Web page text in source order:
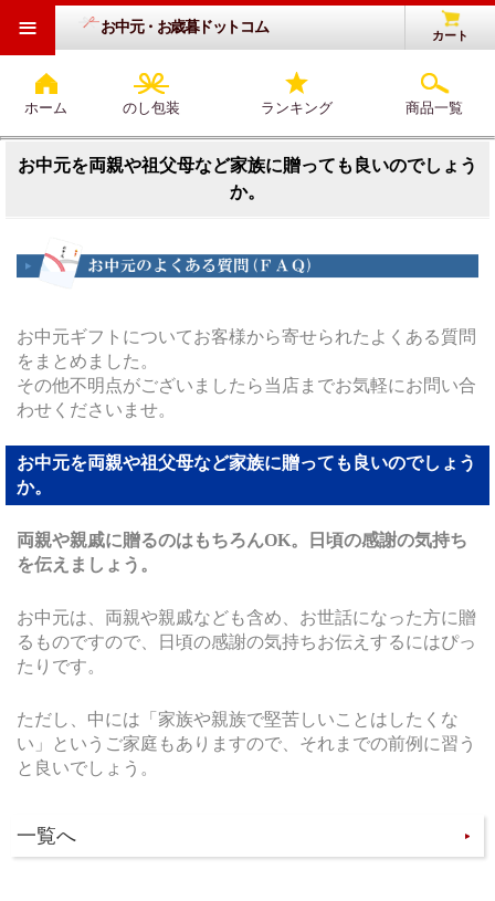
お中元・お歳暮ドットコム カート
ホーム のし包装 ランキング 商品一覧
≡
お中元を両親や祖父母など家族に贈っても良いのでしょう
か。
お中元ギフトについてお客様から寄せられたよくある質問
をまとめました。
その他不明点がございましたら当店までお気軽にお問い合
わせくださいませ。
お中元を両親や祖父母など家族に贈っても良いのでしょう
か。
両親や親戚に贈るのはもちろんOK。日頃の感謝の気持ち
を伝えましょう。
お中元は、両親や親戚なども含め、お世話になった方に贈
るものですので、日頃の感謝の気持ちお伝えするにはぴっ
たりです。
ただし、中には「家族や親族で堅苦しいことはしたくな
い」というご家庭もありますので、それまでの前例に習う
と良いでしょう。
一覧へ